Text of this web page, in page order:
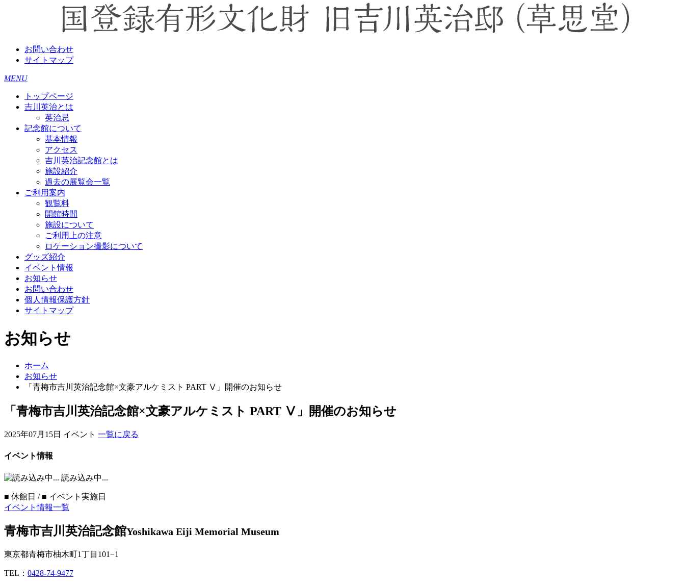
お問い合わせ
サイトマップ
MENU
トップページ
吉川英治とは
英治忌
記念館について
基本情報
アクセス
吉川英治記念館とは
施設紹介
過去の展覧会一覧
ご利用案内
観覧料
開館時間
施設について
ご利用上の注意
ロケーション撮影について
グッズ紹介
イベント情報
お知らせ
お問い合わせ
個人情報保護方針
サイトマップ
お知らせ
ホーム
お知らせ
「青梅市吉川英治記念館×文豪アルケミスト PART Ⅴ」開催のお知らせ
「青梅市吉川英治記念館×文豪アルケミスト PART Ⅴ」開催のお知らせ
2025年07月15日 イベント 一覧に戻る
イベント情報
読み込み中...
■ 休館日 / ■ イベント実施日
イベント情報一覧
青梅市吉川英治記念館Yoshikawa Eiji Memorial Museum
東京都青梅市柚木町1丁目101−1
TEL： 0428-74-9477